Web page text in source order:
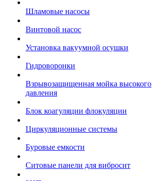
Шламовые насосы
Винтовой насос
Установка вакуумной осушки
Гидроворонки
Взрывозащищенная мойка высокого
давления
Блок коагуляции флокуляции
Циркуляционные системы
Буровые емкости
Ситовые панели для вибросит